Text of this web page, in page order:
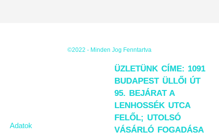
©2022 - Minden Jog Fenntartva
Adatok
ÜZLETÜNK CÍME: 1091
BUDAPEST ÜLLŐI ÚT
95. BEJÁRAT A
LENHOSSÉK UTCA
FELŐL; UTOLSÓ
VÁSÁRLÓ FOGADÁSA